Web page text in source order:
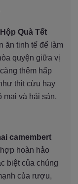
Quà Tết
ăn tinh tế để làm
quyện giữa vị
thêm hấp
thịt cừu hay
mai và hải sản.
camembert
hoàn hảo
biệt của chúng
của rượu,